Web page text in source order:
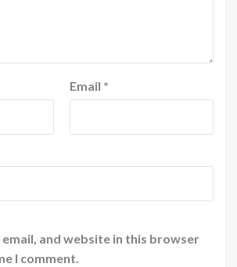
Email *
email, and website in this browser
I comment.